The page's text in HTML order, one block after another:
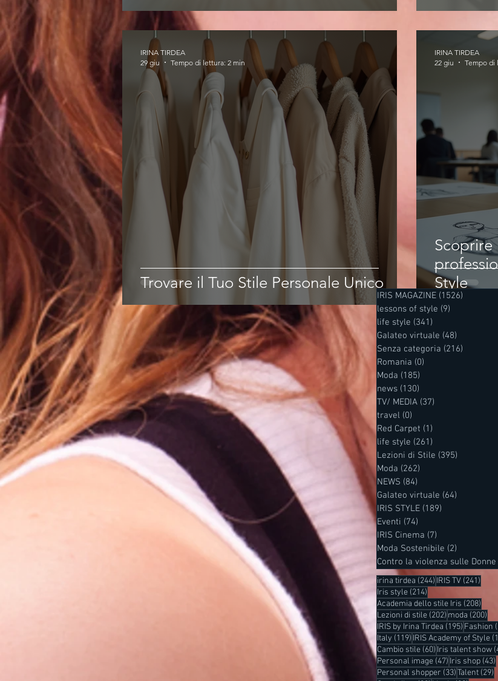
Trovare il Tuo Stile Personale Unico
IRINA TIRDEA
29 giu
Tempo di lettura: 2 min
Scoprire
Style
IRINA TIRDEA
22 giu
Tempo di
IRIS MAGAZINE (1526)
lessons of style (9)
life style (341)
Galateo virtuale (48)
Senza categoria (216)
Romania (0)
Moda (185)
news (130)
TV/ MEDIA (37)
travel (0)
Red Carpet (1)
life style (261)
Lezioni di Stile (395)
Moda (262)
NEWS (84)
Galateo virtuale (64)
IRIS STYLE (189)
Eventi (74)
IRIS Cinema (7)
Moda Sostenibile (2)
Contro la violenza sulle Donne
irina tirdea (244) 244 post
IRIS TV (241)
Iris style (214)
Academia dello stile Iris (208)
Lezioni di stile (202) 202 post
moda (200)
IRIS by Irina Tirdea (195) 195 post
Fashion
Italy (119) 119 post
IRIS Academy of Style
Cambio stile (60) 60 post
Iris talent show
Personal image (47) 47 post
Iris shop (43)
Personal shopper (33)33 post
Talent (29)